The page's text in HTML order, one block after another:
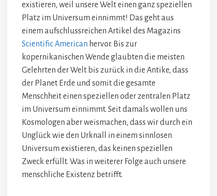
existieren, weil unsere Welt einen ganz speziellen
Platz im Universum einnimmt! Das geht aus
einem aufschlussreichen Artikel des Magazins
Scientific American hervor. Bis zur
kopernikanischen Wende glaubten die meisten
Gelehrten der Welt bis zurück in die Antike, dass
der Planet Erde und somit die gesamte
Menschheit einen speziellen oder zentralen Platz
im Universum einnimmt. Seit damals wollen uns
Kosmologen aber weismachen, dass wir durch ein
Unglück wie den Urknall in einem sinnlosen
Universum existieren, das keinen speziellen
Zweck erfüllt. Was in weiterer Folge auch unsere
menschliche Existenz betrifft.